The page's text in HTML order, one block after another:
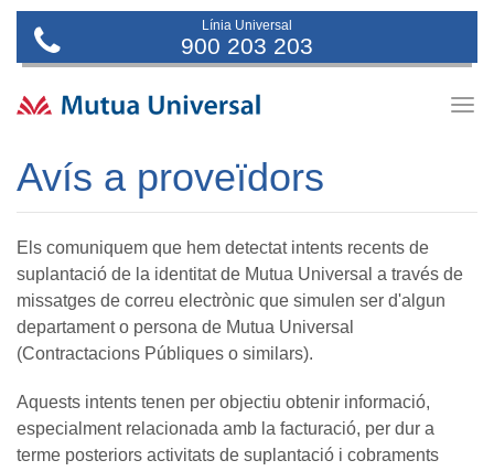
Línia Universal
900 203 203
Avís a proveïdors
Els comuniquem que hem detectat intents recents de
suplantació de la identitat de Mutua Universal a través de
missatges de correu electrònic que simulen ser d'algun
departament o persona de Mutua Universal
(Contractacions Públiques o similars).
Aquests intents tenen per objectiu obtenir informació,
especialment relacionada amb la facturació, per dur a
terme posteriors activitats de suplantació i cobraments